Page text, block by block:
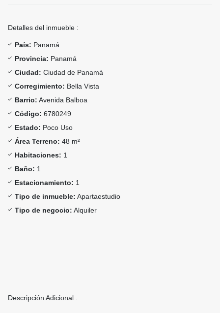
Detalles del inmueble :
País: Panamá
Provincia: Panamá
Ciudad: Ciudad de Panamá
Corregimiento: Bella Vista
Barrio: Avenida Balboa
Código: 6780249
Estado: Poco Uso
Área Terreno: 48 m²
Habitaciones: 1
Baño: 1
Estacionamiento: 1
Tipo de inmueble: Apartaestudio
Tipo de negocio: Alquiler
Descripción Adicional :